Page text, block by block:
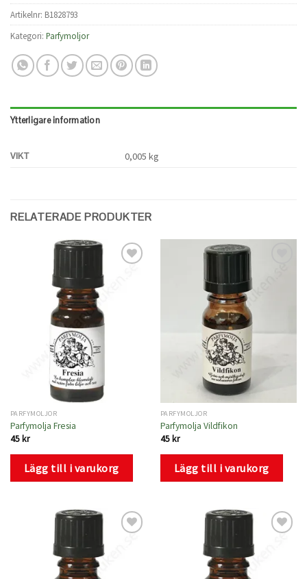
Artikelnr: B1828793
Kategori: Parfymoljor
Ytterligare information
VIKT 0,005 kg
RELATERADE PRODUKTER
önskelistan
PARFYMOLJOR
Parfymolja Fresia
45 kr
Lägg till i varukorg
önskelistan
PARFYMOLJOR
Parfymolja Vildfikon
45 kr
Lägg till i varukorg
önskelistan
önskelistan